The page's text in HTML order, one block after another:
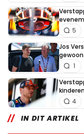
5
Jos
1
4
IN DIT ARTIKEL